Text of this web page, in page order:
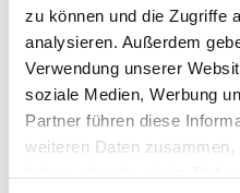
zu können und die Zugriffe
analysieren. Außerdem
Verwendung unserer
soziale Medien, Werbung
Partner führen diese
weiteren Daten